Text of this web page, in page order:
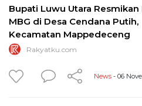
Bupati Luwu Utara Resmikan
MBG di Desa Cendana Putih,
Kecamatan Mappedeceng
Rakyatku.com
News - 06